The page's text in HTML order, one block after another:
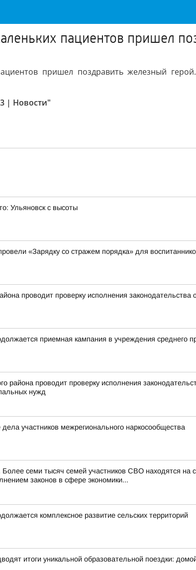
пациентов пришел
пришел поздравить железный
| Новости"
Ульяновск с высоты
«Зарядку со стражем порядка» для
проводит проверку исполнения законодательства
приемная кампания в учреждения среднего
района проводит проверку исполнения
нужд
участников межрегионального наркосообщества
семи тысяч семей участников СВО находятся
законов в сфере экономики...
комплексное развитие сельских территорий
итоги уникальной образовательной поездки: